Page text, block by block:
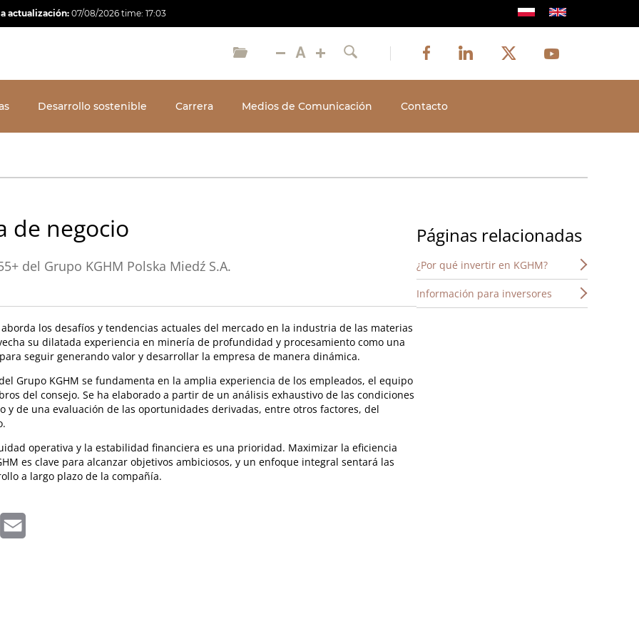
actualización: 07/08/2026 time: 17:03
Szukaj
Social
media
Facebook
Image
LinkedIn
Image
Twitter
Image
Youtube
Image
Desarrollo sostenible Carrera Medios de Comunicación Contacto
de negocio
del Grupo KGHM Polska Miedź S.A.
los desafíos y tendencias actuales del mercado en la industria de las materias
su dilatada experiencia en minería de profundidad y procesamiento como una
seguir generando valor y desarrollar la empresa de manera dinámica.
Grupo KGHM se fundamenta en la amplia experiencia de los empleados, el equipo
del consejo. Se ha elaborado a partir de un análisis exhaustivo de las condiciones
y de una evaluación de las oportunidades derivadas, entre otros factores, del
operativa y la estabilidad financiera es una prioridad. Maximizar la eficiencia
es clave para alcanzar objetivos ambiciosos, y un enfoque integral sentará las
a largo plazo de la compañía.
LinkedIn
Páginas relacionadas
¿Por qué invertir en KGHM?
Información para inversores